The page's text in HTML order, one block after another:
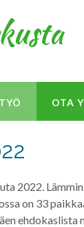
OTA
2022.
on 33